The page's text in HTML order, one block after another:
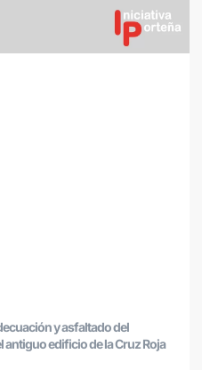
y asfaltado del
edificio de la Cruz Roja